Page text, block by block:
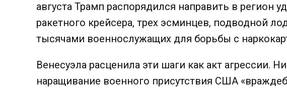
августа Трамп распорядился направить в регион
ракетного крейсера, трех эсминцев, подводной
тысячами военнослужащих для борьбы с
Венесуэла расценила эти шаги как акт агрессии.
наращивание военного присутствия США